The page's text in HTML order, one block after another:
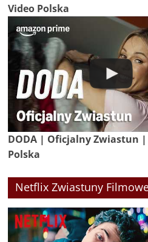
Video Polska
DODA | Oficjalny Zwiastun |
Polska
Netflix Zwiastuny